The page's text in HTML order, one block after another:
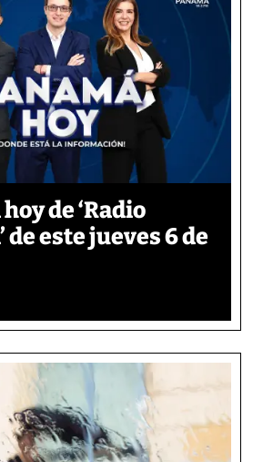
de ‘Radio
de este jueves 6 de